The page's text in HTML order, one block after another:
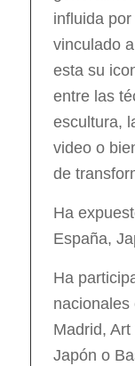
influida
vinculado
esta su
entre las
escultura,
video o
de
Ha
España,
Ha
nacionales
Madrid,
Japón o